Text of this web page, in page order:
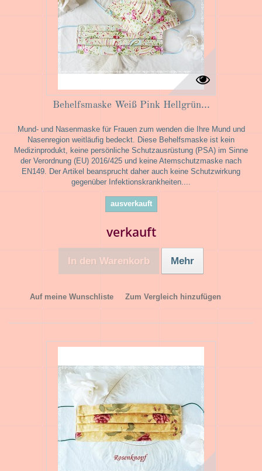
Behelfsmaske Weiß Pink Hellgrün...
Mund- und Nasenmaske für Frauen zum wenden die Ihre Mund und
Nasenregion weitläufig bedeckt. Diese Behelfsmaske ist kein
Medizinprodukt, keine persönliche Schutzausrüstung (PSA) im Sinne
der Verordnung (EU) 2016/425 und keine Atemschutzmaske nach
EN149. Der Artikel beansprucht daher auch keine Schutzwirkung
gegenüber Infektionskrankheiten....
ausverkauft
verkauft
In den Warenkorb Mehr
Auf meine Wunschliste Zum Vergleich hinzufügen